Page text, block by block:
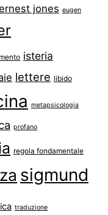
jones eugen
isteria
lettere libido
metapsicologia
profano
regola fondamentale
sigmund
traduzione